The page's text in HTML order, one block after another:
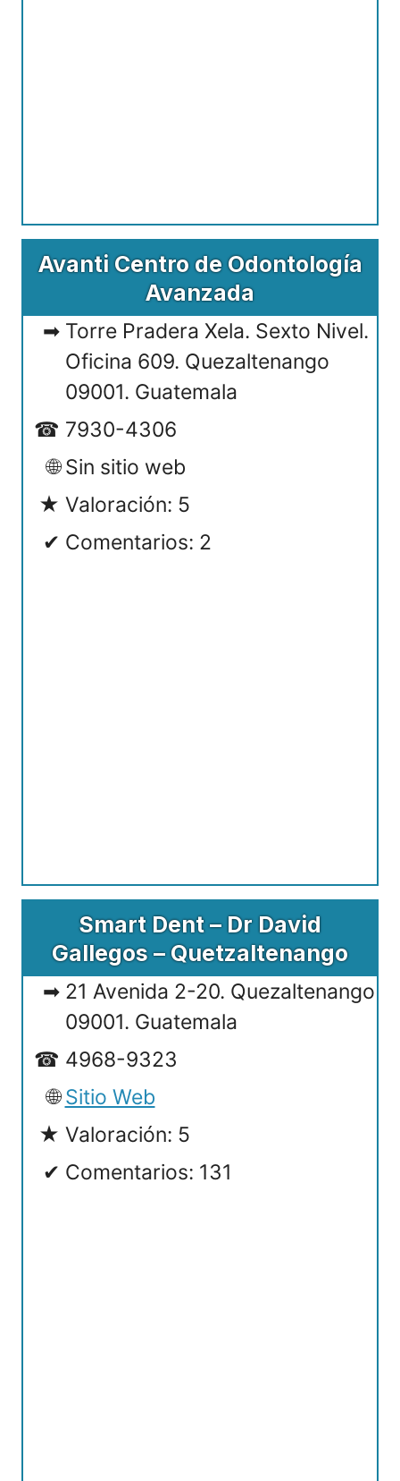
Avanti Centro de Odontología
Avanzada
Torre Pradera Xela. Sexto Nivel.
Oficina 609. Quezaltenango
09001. Guatemala
7930-4306
Sin sitio web
Valoración: 5
Comentarios: 2
Smart Dent – Dr David
Gallegos – Quetzaltenango
21 Avenida 2-20. Quezaltenango
09001. Guatemala
4968-9323
Sitio Web
Valoración: 5
Comentarios: 131